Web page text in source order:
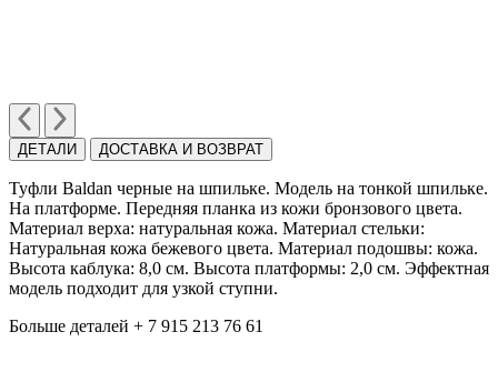
ДЕТАЛИ ДОСТАВКА И ВОЗВРАТ
Туфли Baldan черные на шпильке. Модель на тонкой шпильке.
На платформе. Передняя планка из кожи бронзового цвета.
Материал верха: натуральная кожа. Материал стельки:
Натуральная кожа бежевого цвета. Материал подошвы: кожа.
Высота каблука: 8,0 см. Высота платформы: 2,0 cм. Эффектная
модель подходит для узкой ступни.
Больше деталей + 7 915 213 76 61